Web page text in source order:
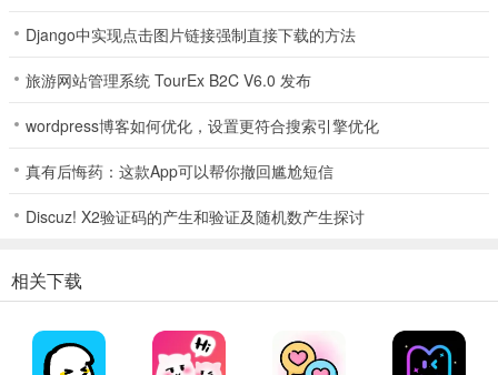
狗狗新系统上线，养成策略再升级。新增狗狗健康值系统，丰富狗狗
疗恢复、特殊规则。
Django中实现点击图片链接强制直接下载的方法
旅游网站管理系统 TourEx B2C V6.0 发布
wordpress博客如何优化，设置更符合搜索引擎优化
真有后悔药：这款App可以帮你撤回尴尬短信
Discuz! X2验证码的产生和验证及随机数产生探讨
相关下载